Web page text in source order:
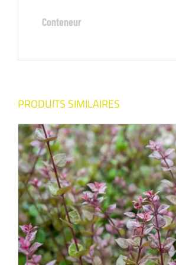
Conteneur
PRODUITS SIMILAIRES